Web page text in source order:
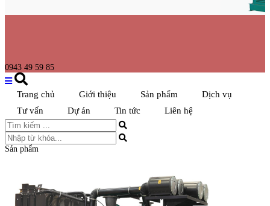
0943 49 59 85
Trang chủ Giới thiệu Sản phẩm
Dịch vụ
Tư vấn
Dự án Tin tức Liên hệ
Sản phẩm